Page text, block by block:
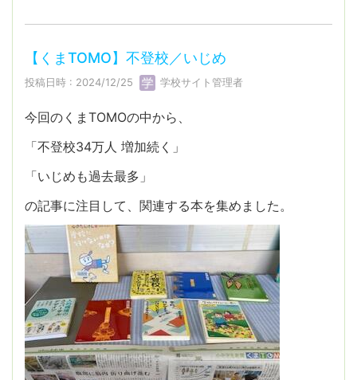
【くまTOMO】不登校／いじめ
投稿日時 : 2024/12/25 学校サイト管理者
今回のくまTOMOの中から、
「不登校34万人 増加続く」
「いじめも過去最多」
の記事に注目して、関連する本を集めました。